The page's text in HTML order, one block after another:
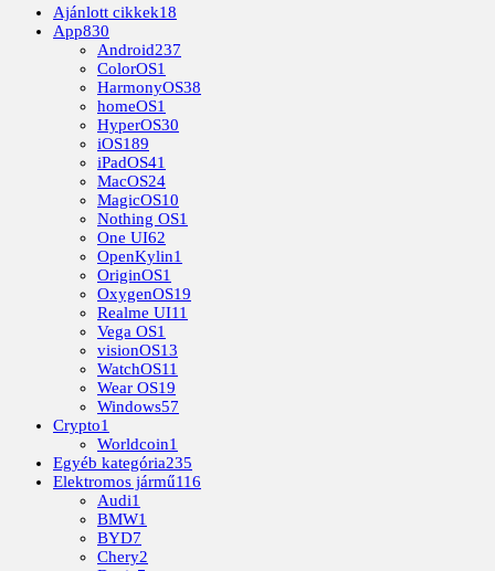
Ajánlott cikkek18
App830
Android237
ColorOS1
HarmonyOS38
homeOS1
HyperOS30
iOS189
iPadOS41
MacOS24
MagicOS10
Nothing OS1
One UI62
OpenKylin1
OriginOS1
OxygenOS19
Realme UI11
Vega OS1
visionOS13
WatchOS11
Wear OS19
Windows57
Crypto1
Worldcoin1
Egyéb kategória235
Elektromos jármű116
Audi1
BMW1
BYD7
Chery2